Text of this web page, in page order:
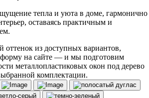
тепла и уюта в доме, гармонично
оставаясь практичным и
из доступных вариантов,
форму на сайте — и мы подготовим
металлопластиковых окон под дерево
комплектации.